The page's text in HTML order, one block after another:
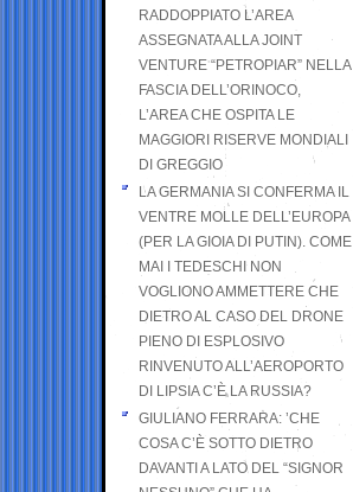
RADDOPPIATO L’AREA
ASSEGNATA ALLA JOINT
VENTURE “PETROPIAR” NELLA
FASCIA DELL’ORINOCO,
L’AREA CHE OSPITA LE
MAGGIORI RISERVE MONDIALI
DI GREGGIO
LA GERMANIA SI CONFERMA IL
VENTRE MOLLE DELL’EUROPA
(PER LA GIOIA DI PUTIN). COME
MAI I TEDESCHI NON
VOGLIONO AMMETTERE CHE
DIETRO AL CASO DEL DRONE
PIENO DI ESPLOSIVO
RINVENUTO ALL’AEROPORTO
DI LIPSIA C’È LA RUSSIA?
GIULIANO FERRARA: ’CHE
COSA C’È SOTTO DIETRO
DAVANTI A LATO DEL “SIGNOR